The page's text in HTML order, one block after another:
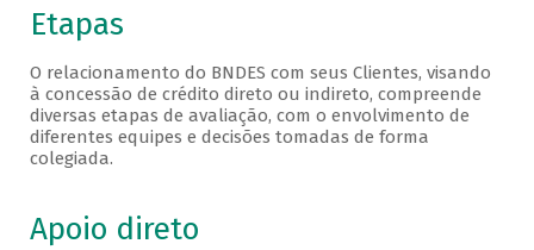
Etapas
O relacionamento do BNDES com seus Clientes, visando
à concessão de crédito direto ou indireto, compreende
diversas etapas de avaliação, com o envolvimento de
diferentes equipes e decisões tomadas de forma
colegiada.
Apoio direto